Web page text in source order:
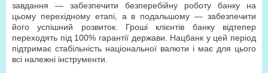
завдання — забезпечити безперебійну роботу банку на
цьому перехідному етапі, а в подальшому — забезпечити
його успішний розвиток. Гроші клієнтів банку відтепер
переходять під 100% гарантії держави. Нацбанк у цей період
підтримає стабільність національної валюти і має для цього
всі належні інструменти.